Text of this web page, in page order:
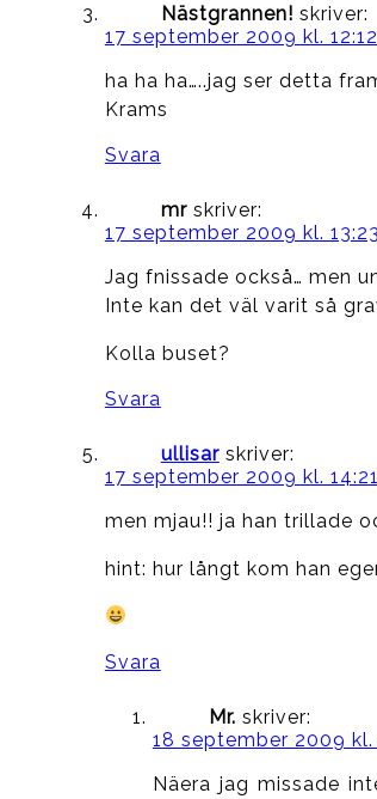
Nästgrannen! skriver:
17 september 2009 kl. 12:12
ha ha ha…..jag ser detta
Krams
Svara
mr skriver:
17 september 2009 kl. 13:23
Jag fnissade också… men
Inte kan det väl varit så
Kolla buset?
Svara
ullisar skriver:
17 september 2009 kl. 14:21
men mjau!! ja han trillade
hint: hur långt kom han
Svara
Mr. skriver:
18 september 2009 kl.
Näera jag missade